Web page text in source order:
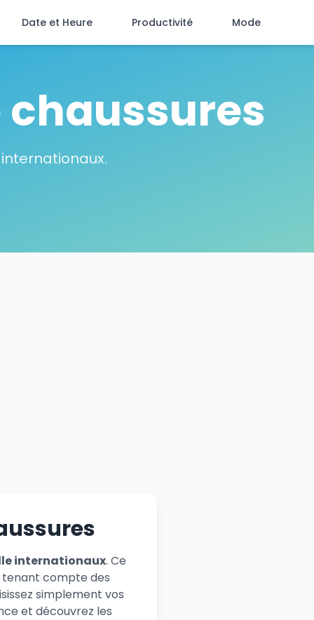
Date et Heure Productivité Mode
internationaux. Ce
tenant compte des
simplement vos
et découvrez les